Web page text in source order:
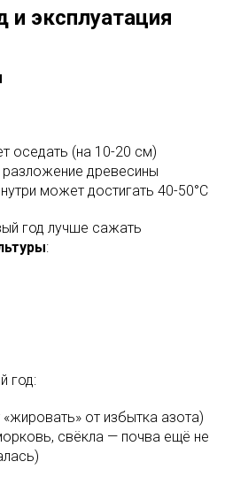
и эксплуатация
оседать (на 10-20 см)
разложение древесины
может достигать 40-50°C
год лучше сажать
:
год:
от избытка азота)
свёкла — почва ещё не